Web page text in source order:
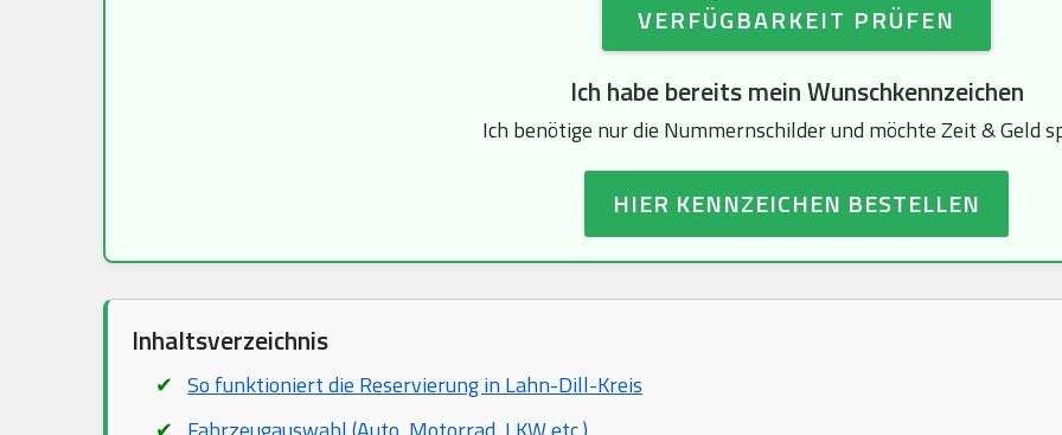
VERFÜGBARKEIT PRÜFEN
Ich habe bereits mein Wunschkennzeichen
Ich benötige nur die Nummernschilder und möchte Zeit & Geld
HIER KENNZEICHEN BESTELLEN
Inhaltsverzeichnis
So funktioniert die Reservierung in Lahn-Dill-Kreis